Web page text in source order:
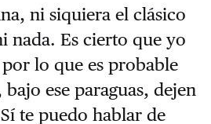
ni siquiera el clásico
nada. Es cierto que yo
lo que es probable
ese paraguas, dejen
te puedo hablar de